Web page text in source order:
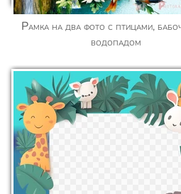
Рамка на два фото с птицами, бабочками и
водопадом